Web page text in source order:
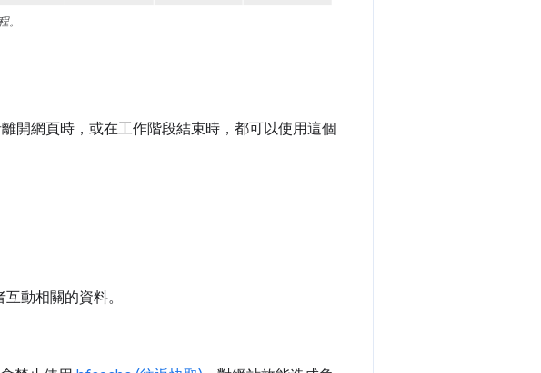
。
開網頁時，或在工作階段結束時，都可以使用這個
動相關的資料。